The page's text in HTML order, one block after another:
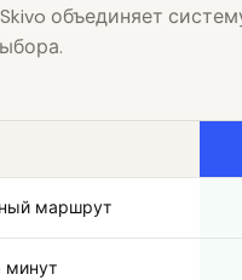
объединяет
маршрут
минут